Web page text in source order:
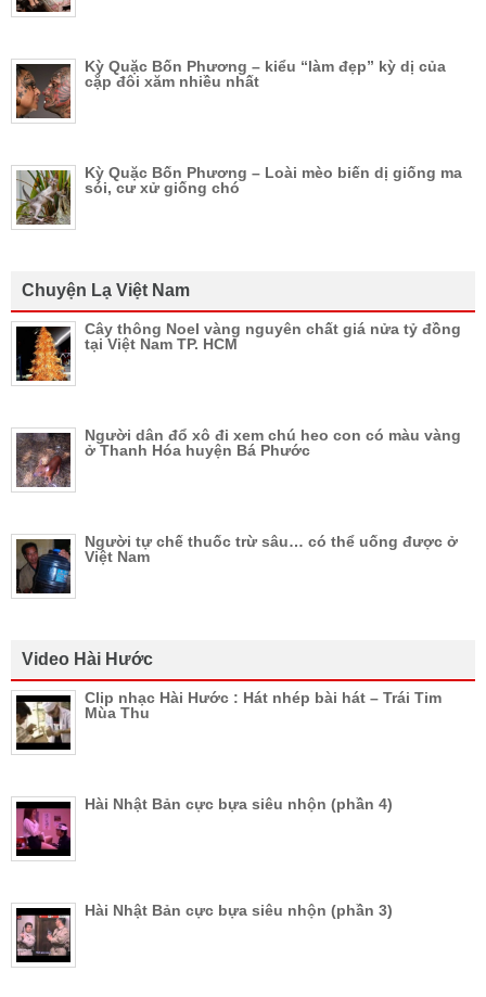
Kỳ Quặc Bốn Phương – kiểu “làm đẹp” kỳ dị của
cặp đôi xăm nhiều nhất
Kỳ Quặc Bốn Phương – Loài mèo biến dị giống ma
sói, cư xử giống chó
Chuyện Lạ Việt Nam
Cây thông Noel vàng nguyên chất giá nửa tỷ đồng
tại Việt Nam TP. HCM
Người dân đổ xô đi xem chú heo con có màu vàng
ở Thanh Hóa huyện Bá Phước
Người tự chế thuốc trừ sâu… có thể uống được ở
Việt Nam
Video Hài Hước
Clip nhạc Hài Hước : Hát nhép bài hát – Trái Tim
Mùa Thu
Hài Nhật Bản cực bựa siêu nhộn (phần 4)
Hài Nhật Bản cực bựa siêu nhộn (phần 3)